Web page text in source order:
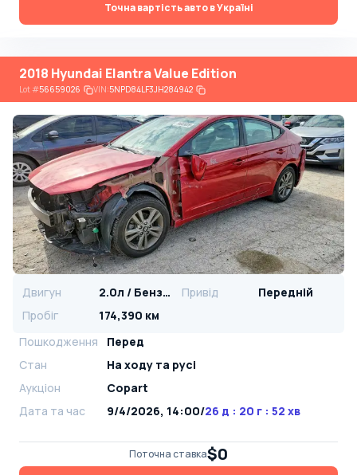
Точна вартість авто в Україні
2018 Hyundai Elantra Value Edition
Lot#56659026 VIN:5NPD84LF3JH284942
Двигун 2.0л / Бензин Привід
Передній
Пробіг
174,390 км
Пошкодження
Перед
Стан
На ​​ходу та русі
Аукціон
Copart
Дата та час
9/4/2026, 14:00/26 д : 20 г : 52 хв
Поточна ставка$0